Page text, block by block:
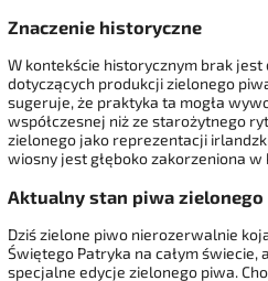
Znaczenie historyczne
W kontekście historycznym brak jest
dotyczących produkcji zielonego
sugeruje, że praktyka ta mogła
współczesnej niż ze starożytnego
zielonego jako reprezentacji
wiosny jest głęboko zakorzeniona
Aktualny stan piwa zielonego
Dziś zielone piwo nierozerwalnie
Świętego Patryka na całym
specjalne edycje zielonego piwa.